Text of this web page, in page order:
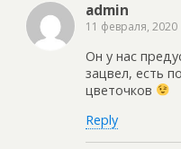
admin
11 февраля, 2020
Он у нас
зацвел, есть
цветочков
Reply